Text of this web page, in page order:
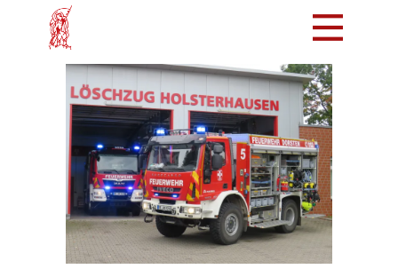
Mach mit!
Löschzug
Tradition
Bürger
Intern